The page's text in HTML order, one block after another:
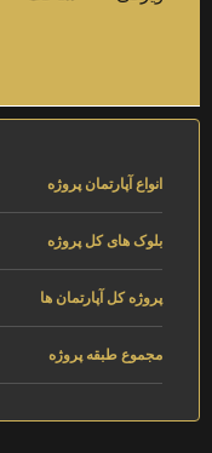
انواع آپارتمان پروژه
بلوک های کل پروژه
پروژه کل آپارتمان ها
مجموع طبقه پروژه